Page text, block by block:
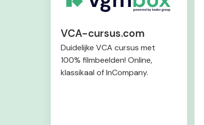
VCA-cursus.com
Duidelijke VCA cursus met
100% filmbeelden! Online,
klassikaal of InCompany.